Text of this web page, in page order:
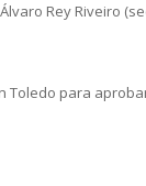
Rey Riveiro
Toledo para